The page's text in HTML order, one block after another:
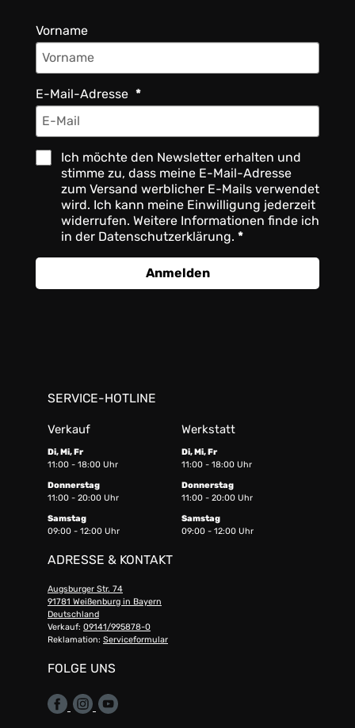
Vorname
E-Mail-Adresse
Ich möchte den Newsletter erhalten und
stimme zu, dass meine E-Mail-Adresse
zum Versand werblicher E-Mails verwendet
wird. Ich kann meine Einwilligung jederzeit
widerrufen. Weitere Informationen finde ich
in der Datenschutzerklärung.
Anmelden
SERVICE-HOTLINE
Verkauf Werkstatt
Di, Mi, Fr
11:00 - 18:00 Uhr
Di, Mi, Fr
11:00 - 18:00 Uhr
Donnerstag
11:00 - 20:00 Uhr
Donnerstag
11:00 - 20:00 Uhr
Samstag
09:00 - 12:00 Uhr
Samstag
09:00 - 12:00 Uhr
ADRESSE & KONTAKT
Augsburger Str. 74
91781 Weißenburg in Bayern
Deutschland
Verkauf: 09141/995878-0
Reklamation: Serviceformular
FOLGE UNS